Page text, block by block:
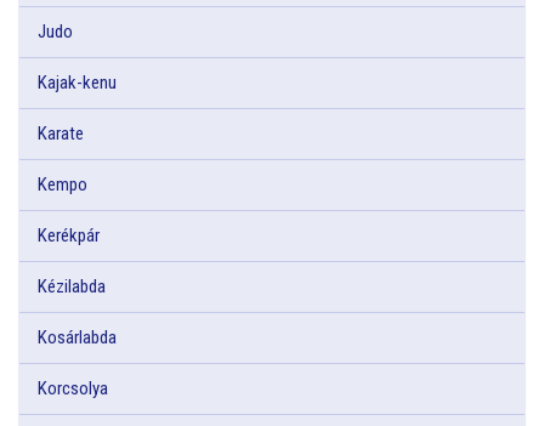
Judo
Kajak-kenu
Karate
Kempo
Kerékpár
Kézilabda
Kosárlabda
Korcsolya